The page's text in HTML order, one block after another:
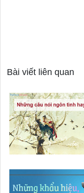
Bài viết liên quan